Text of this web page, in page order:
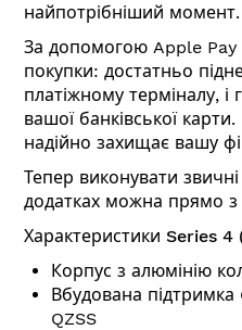
найпотрібніший момент.
За допомогою Apple Pay
покупки: достатньо
платіжному терміналу, і
вашої банківської
надійно захищає вашу
Тепер виконувати
додатках можна прямо з
Характеристики Series 4
Корпус з алюмінію
Вбудована
QZSS